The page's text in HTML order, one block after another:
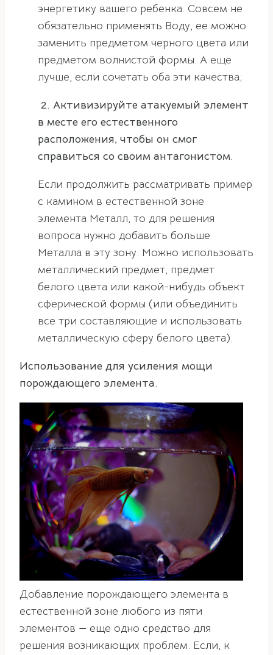
энергетику вашего ребенка. Совсем не
обязательно применять Воду, ее можно
заменить предметом черного цвета или
предметом волнистой формы. А еще
лучше, если сочетать оба эти качества;
2. Активизируйте атакуемый элемент
в месте его естественного
расположения, чтобы он смог
справиться со своим антагонистом.
Если продолжить рассматривать пример
с камином в естественной зоне
элемента Металл, то для решения
вопроса нужно добавить больше
Металла в эту зону. Можно использовать
металлический предмет, предмет
белого цвета или какой-нибудь объект
сферической формы (или объединить
все три составляющие и использовать
металлическую сферу белого цвета).
Использование для усиления мощи
порождающего элемента.
Добавление порождающего элемента в
естественной зоне любого из пяти
элементов — еще одно средство для
решения возникающих проблем. Если, к